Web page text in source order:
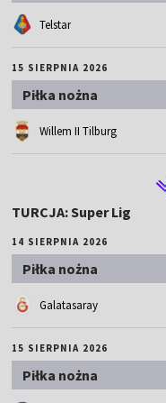
Telstar
15 SIERPNIA 2026
Piłka nożna
Willem II Tilburg
TURCJA: Super Lig
14 SIERPNIA 2026
Piłka nożna
Galatasaray
15 SIERPNIA 2026
Piłka nożna